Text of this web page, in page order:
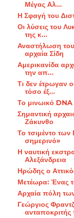
Μέγας Αλ...
Η Σφαγή του
Οι λύσεις του
της κ...
Αναστήλωση
αρχαία Σίδη
Αμερικανίδα
την απ...
Τι δεν έτρωγαν
τόσο έξ...
Το μινωικό DNA
Σημαντική
Ζάκυνθο
Το τσιμέντο
σημερινό»
Η ναυτική
Αλεξάνδρεια
Ηρώδης ο
Μετέωρα: Ένας
Αρχαία πόλη
Γεώργιος
ανταποκριτής